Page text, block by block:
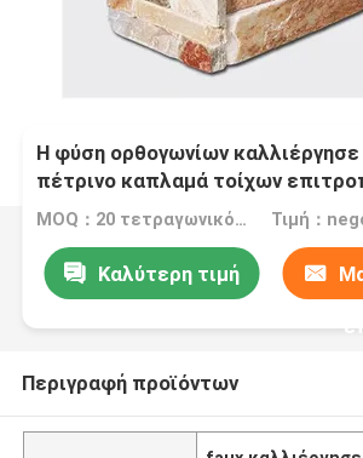
Η φύση ορθογωνίων καλλιέργησε
πέτρινο καπλαμά τοίχων
πέτρινο καπλαμά προεξοχών
MOQ：20 τετραγωνικό μέτρο/τετράγωνο Τιμή：
Καλύτερη τιμή
Περιγραφή προϊόντων